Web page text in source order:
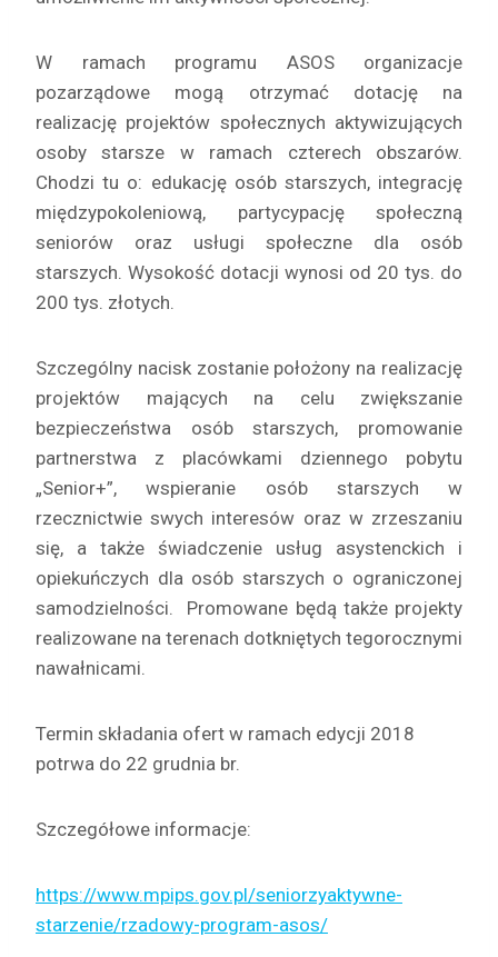
W ramach programu ASOS organizacje
pozarządowe mogą otrzymać dotację na
realizację projektów społecznych aktywizujących
osoby starsze w ramach czterech obszarów.
Chodzi tu o: edukację osób starszych, integrację
międzypokoleniową, partycypację społeczną
seniorów oraz usługi społeczne dla osób
starszych. Wysokość dotacji wynosi od 20 tys. do
200 tys. złotych.
Szczególny nacisk zostanie położony na realizację
projektów mających na celu zwiększanie
bezpieczeństwa osób starszych, promowanie
partnerstwa z placówkami dziennego pobytu
„Senior+”, wspieranie osób starszych w
rzecznictwie swych interesów oraz w zrzeszaniu
się, a także świadczenie usług asystenckich i
opiekuńczych dla osób starszych o ograniczonej
samodzielności. Promowane będą także projekty
realizowane na terenach dotkniętych tegorocznymi
nawałnicami.
Termin składania ofert w ramach edycji 2018
potrwa do 22 grudnia br.
Szczegółowe informacje:
https://www.mpips.gov.pl/seniorzyaktywne-
starzenie/rzadowy-program-asos/